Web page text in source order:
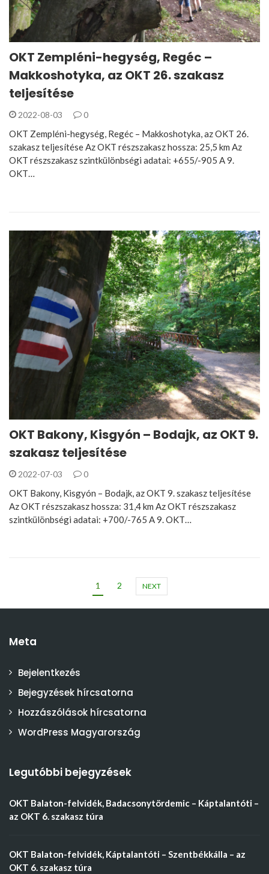
OKT Zempléni-hegység, Regéc –
Makkoshotyka, az OKT 26. szakasz
teljesítése
2022-08-03 0
OKT Zempléni-hegység, Regéc – Makkoshotyka, az OKT 26.
szakasz teljesítése Az OKT részszakasz hossza: 25,5 km Az
OKT részszakasz szintkülönbségi adatai: +655/-905 A 9.
OKT…
OKT Bakony, Kisgyón – Bodajk, az OKT 9.
szakasz teljesítése
2022-07-03 0
OKT Bakony, Kisgyón – Bodajk, az OKT 9. szakasz teljesítése
Az OKT részszakasz hossza: 31,4 km Az OKT részszakasz
szintkülönbségi adatai: +700/-765 A 9. OKT…
1 2 NEXT
Meta
Bejelentkezés
Bejegyzések hírcsatorna
Hozzászólások hírcsatorna
WordPress Magyarország
Legutóbbi bejegyzések
OKT Balaton-felvidék, Badacsonytördemic – Káptalantóti –
az OKT 6. szakasz túra
OKT Balaton-felvidék, Káptalantóti – Szentbékkálla – az
OKT 6. szakasz túra